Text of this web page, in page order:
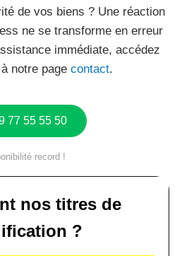
de vos biens ? Une réaction
ne se transforme en erreur
immédiate, accédez
notre page contact.
77 55 55 50
record !
nos titres de
?